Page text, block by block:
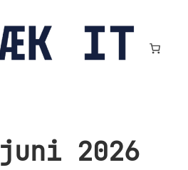
juni 2026